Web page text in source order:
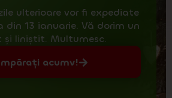
ulterioare vor fi expediate
13 ianuarie. Vă dorim un
și liniștit. Multumesc.
acumv!